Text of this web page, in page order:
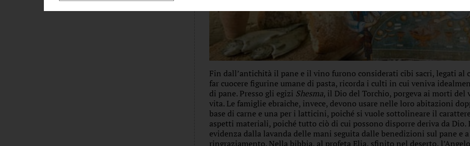
Fin dall’antichità il pane e il vino furono considerati cibi sacri, legati al
far cuocere figurine umane di pasta, ricorda i culti in cui veniva
di pane. Presso gli egizi Shesma, il Dio del Torchio, porgeva ai morti del
vita. Le famiglie ebraiche, invece, devono usare nelle loro abitazioni
base di carne e una per i latticini, poiché si vuole sottolineare il
aspetti materiali, poiché tutto ciò di cui possono disporre deriva da Dio.
evidenza dalla lavanda delle mani seguita dalle benedizioni sul pane e
ringraziamento. Nella bibbia, al profeta Elia, sfinito nel deserto,